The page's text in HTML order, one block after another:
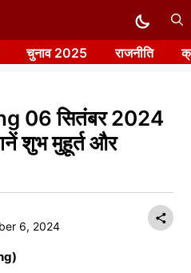
चुनाव 2025 राजनीति
06 सितंबर 2024
शुभ मुहूर्त और
6, 2024